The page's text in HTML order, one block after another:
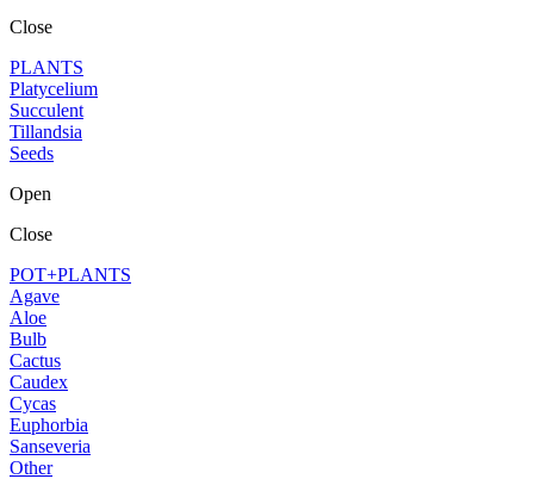
Close
PLANTS
Platycelium
Succulent
Tillandsia
Seeds
Open
Close
POT+PLANTS
Agave
Aloe
Bulb
Cactus
Caudex
Cycas
Euphorbia
Sanseveria
Other